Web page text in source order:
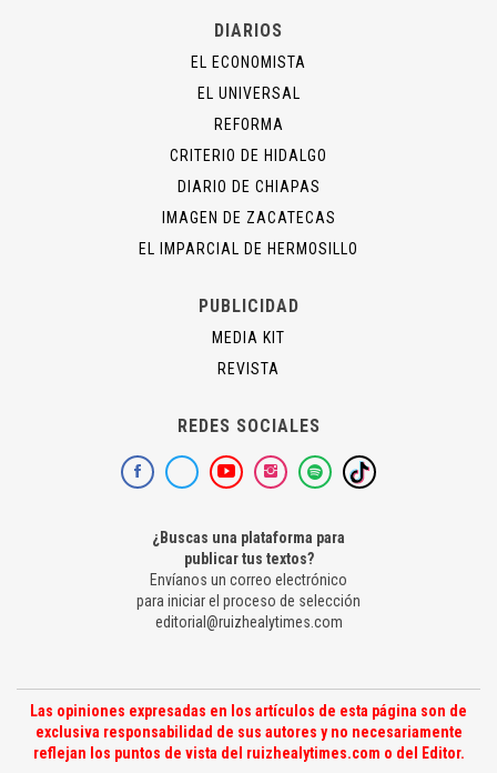
DIARIOS
EL ECONOMISTA
EL UNIVERSAL
REFORMA
CRITERIO DE HIDALGO
DIARIO DE CHIAPAS
IMAGEN DE ZACATECAS
EL IMPARCIAL DE HERMOSILLO
PUBLICIDAD
MEDIA KIT
REVISTA
REDES SOCIALES
¿Buscas una plataforma para
publicar tus textos?
Envíanos un correo electrónico
para iniciar el proceso de selección
editorial@ruizhealytimes.com
Las opiniones expresadas en los artículos de esta página son de
exclusiva responsabilidad de sus autores y no necesariamente
reflejan los puntos de vista del ruizhealytimes.com o del Editor.